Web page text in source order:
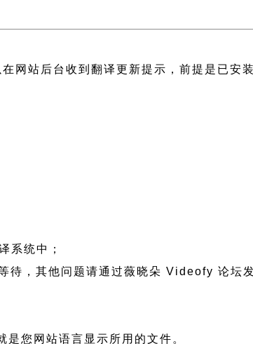
站后台收到翻译更新提示，前提是已安
系统中；
待，其他问题请通过薇晓朵 Videofy 论坛
您网站语言显示所用的文件。